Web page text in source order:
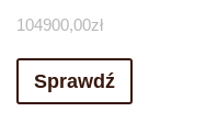
104900,00zł
Sprawdź